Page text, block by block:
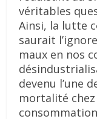
véritables
Ainsi, la lutte
saurait
maux en nos
devenu l’une
mortalité